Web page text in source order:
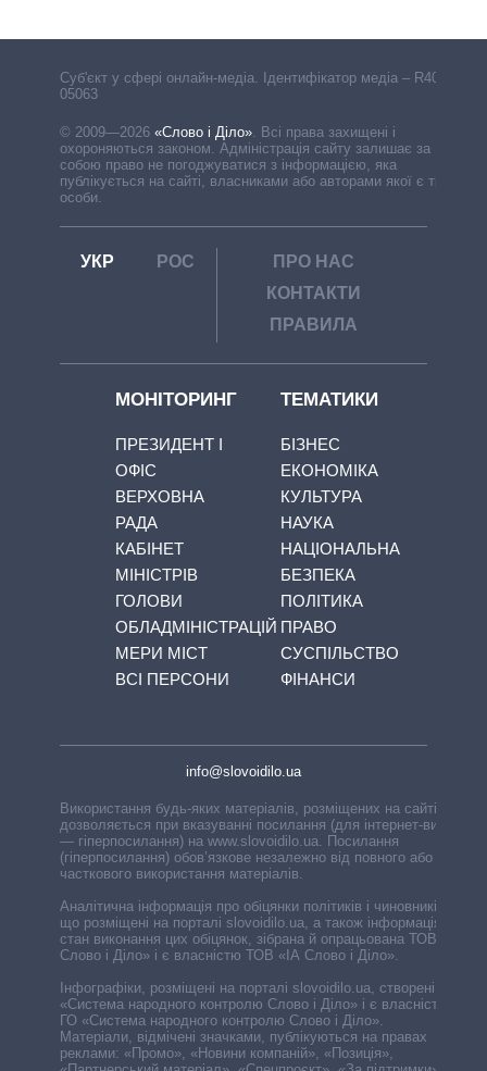
Cуб'єкт у сфері онлайн-медіа. Ідентифікатор медіа – R40-
05063
© 2009—2026 «Слово і Діло» Всі права захищені і
охороняються законом. Адміністрація сайту залишає за
собою право не погоджуватися з інформацією, яка
публікується на сайті, власниками або авторами якої є треті
особи.
УКР РОС
ПРО НАС
КОНТАКТИ
ПРАВИЛА
МОНІТОРИНГ
ПРЕЗИДЕНТ І
ОФІС
ВЕРХОВНА
РАДА
КАБІНЕТ
МІНІСТРІВ
ГОЛОВИ
ОБЛАДМІНІСТРАЦІЙ
МЕРИ МІСТ
ВСІ ПЕРСОНИ
ТЕМАТИКИ
БІЗНЕС
ЕКОНОМІКА
КУЛЬТУРА
НАУКА
НАЦІОНАЛЬНА
БЕЗПЕКА
ПОЛІТИКА
ПРАВО
СУСПІЛЬСТВО
ФІНАНСИ
info@slovoidilo.ua
Використання будь-яких матеріалів, розміщених на сайті,
дозволяється при вказуванні посилання (для інтернет-видань
— гіперпосилання) на www.slovoidilo.ua. Посилання
(гіперпосилання) обов’язкове незалежно від повного або
часткового використання матеріалів.
Аналітична інформація про обіцянки політиків і чиновників,
що розміщені на порталі slovoidilo.ua, а також інформація про
стан виконання цих обіцянок, зібрана й опрацьована ТОВ «ІА
Слово і Діло» і є власністю ТОВ «ІА Слово і Діло».
Інфографіки, розміщені на порталі slovoidilo.ua, створені ГО
«Система народного контролю Слово і Діло» і є власністю
ГО «Система народного контролю Слово і Діло».
Матеріали, відмічені значками, публікуються на правах
реклами: «Промо», «Новини компаній», «Позиція»,